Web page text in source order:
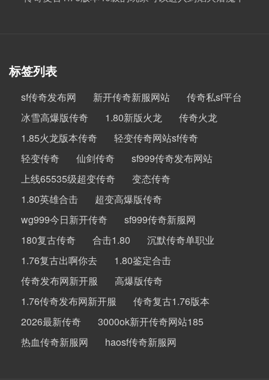
标签列表
sf传奇发布网 新开传奇新服网站
传奇私sf平台
冰雪高爆版传奇
1.80新版火龙
传奇火龙
1.85火龙版本传奇
轻变传奇网站sf传奇
轻变传奇
仙剑传奇
sf999传奇发布网站
上线65535级超变传奇
变态传奇
1.80英雄合击
超变高爆版传奇
wg999今日新开传奇
sf999传奇新服网
180复古传奇
合击1.80
沉默传奇单职业
1.76复古出啊你去
1.80鉴定合击
传奇发布网新开服
高爆版传奇
1.76传奇发布网新开服
传奇复古1.76版本
2026最新传奇
3000ok新开传奇网站185
热血传奇新服网
haosf传奇新服网